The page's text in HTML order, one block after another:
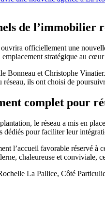
de l’immobilier
officiellement une
stratégique au
Bonneau et Christophe
réseau, ils ont choisi de
complet pour
le réseau a mis en
dédiés pour faciliter leur
l’accueil favorable réservé
chaleureuse et conviviale,
La Pallice, Côté